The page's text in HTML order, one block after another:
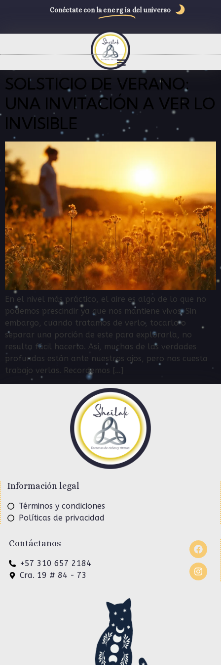
Conéctate con la energía del universo
SOLSTICIO DE VERANO:
UNA INVITACIÓN A VER LO
INVISIBLE
En el nivel más práctico, el aire es algo de lo que no
podemos prescindir ya que nos mantiene vivos. Sin
embargo, cuando tratamos de verlo, tocarlo o
separar una porción de este para explorarla, no
resulta fácil hacerlo. Así, muchas de las verdades
profundas están ante nuestros ojos, pero nos cuesta
trabajo verlas. Recordemos […]
Información legal
Términos y condiciones
Políticas de privacidad
Contáctanos
+57 310 657 2184
Cra. 19 # 84 - 73